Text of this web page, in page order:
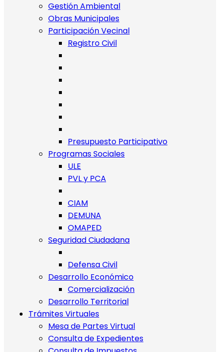
Gestión Ambiental
Obras Municipales
Participación Vecinal
Registro Civil
Presupuesto Participativo
Programas Sociales
ULE
PVL y PCA
CIAM
DEMUNA
OMAPED
Seguridad Ciudadana
Defensa Civil
Desarrollo Económico
Comercialización
Desarrollo Territorial
Trámites Virtuales
Mesa de Partes Virtual
Consulta de Expedientes